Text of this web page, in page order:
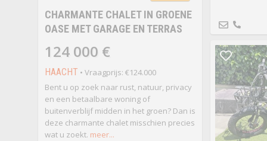
CHARMANTE CHALET IN GROENE
OASE MET GARAGE EN TERRAS
124 000 €
HAACHT • Vraagprijs: €124.000
Bent u op zoek naar rust, natuur, privacy
en een betaalbare woning of
buitenverblijf midden in het groen? Dan is
deze charmante chalet misschien precies
wat u zoekt. meer...